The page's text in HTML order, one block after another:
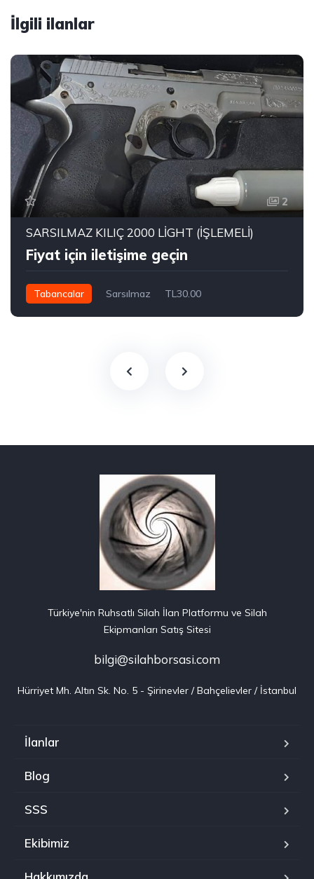
İlgili ilanlar
2
SARSILMAZ KILIÇ 2000 LİGHT (İŞLEMELİ)
Fiyat için iletişime geçin
Tabancalar Sarsılmaz TL30.00
Türkiye'nin Ruhsatlı Silah İlan Platformu ve Silah
Ekipmanları Satış Sitesi
bilgi@silahborsasi.com
Hürriyet Mh. Altın Sk. No. 5 - Şirinevler / Bahçelievler / İstanbul
İlanlar
Blog
SSS
Ekibimiz